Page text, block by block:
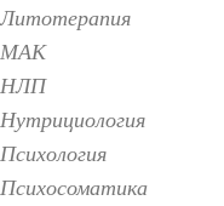
Литотерапия
МАК
НЛП
Нутрициология
Психология
Психосоматика